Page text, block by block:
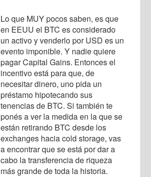
Lo que MUY pocos saben, es que
en EEUU el BTC es considerado
un activo y venderlo por USD es un
evento imponible. Y nadie quiere
pagar Capital Gains. Entonces el
incentivo está para que, de
necesitar dinero, uno pida un
préstamo hipotecando sus
tenencias de BTC. Si también te
ponés a ver la medida en la que se
están retirando BTC desde los
exchanges hacia cold storage, vas
a encontrar que se está por dar a
cabo la transferencia de riqueza
más grande de toda la historia.